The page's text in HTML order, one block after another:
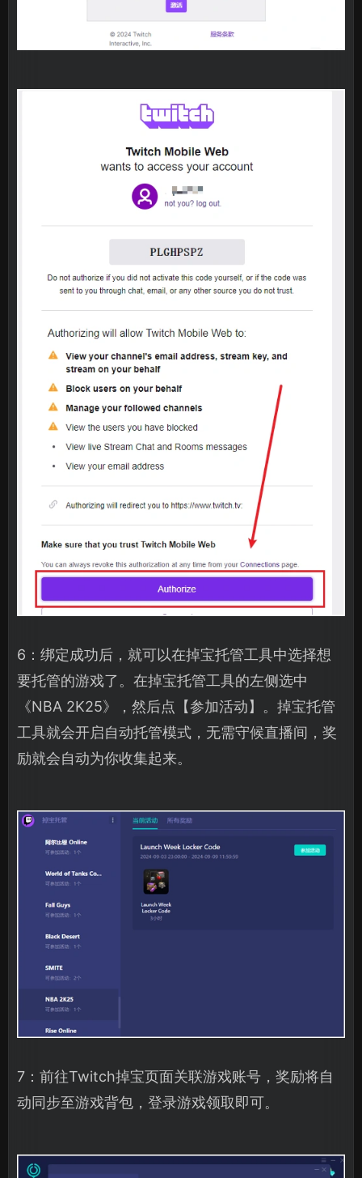
6：绑定成功后，就可以在掉宝托管工具中选择想
要托管的游戏了。在掉宝托管工具的左侧选中
《NBA 2K25》，然后点【参加活动】。掉宝托管
工具就会开启自动托管模式，无需守候直播间，奖
励就会自动为你收集起来。
7：前往Twitch掉宝页面关联游戏账号，奖励将自
动同步至游戏背包，登录游戏领取即可。